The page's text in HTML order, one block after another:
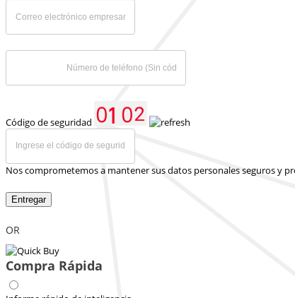
Código de seguridad
Nos comprometemos a mantener sus datos personales seguros y
Entregar
OR
Compra Rápida